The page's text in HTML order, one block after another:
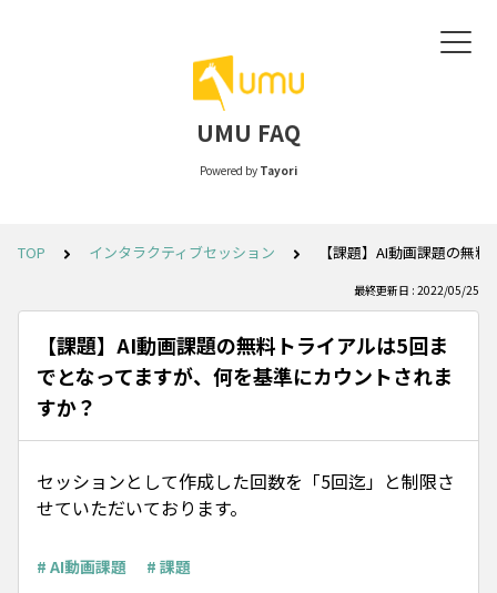
UMU FAQ
Powered by Tayori
TOP インタラクティブセッション 【課題】AI動画課題の無
最終更新日 : 2022/05/25
【課題】AI動画課題の無料トライアルは5回ま
でとなってますが、何を基準にカウントされま
すか？
セッションとして作成した回数を「5回迄」と制限さ
せていただいております。
# AI動画課題 # 課題